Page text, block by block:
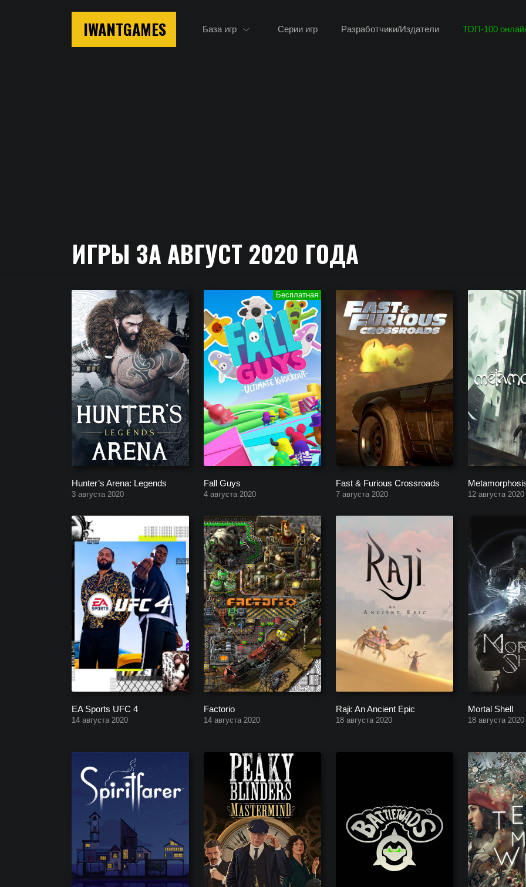
IWANTGAMES База игр Серии игр Разработчики/Издатели ТОП-100
Игры за Август 2020 года
ИГРЫ ЗА АВГУСТ 2020 ГОДА
Список игр за Август 2020 года на PC, PS4, PS5, Xbox One, Xbox Series, Nintendo Switch. Во что поиграть в Августе
Hunter’s Arena: Legends
3 августа 2020
Fall Guys
4 августа 2020
Fast & Furious Crossroads
7 августа 2020 12 августа 2020
EA Sports UFC 4
14 августа 2020
Factorio
14 августа 2020
Raji: An Ancient Epic
18 августа 2020
Mortal Shell
18 августа 2020